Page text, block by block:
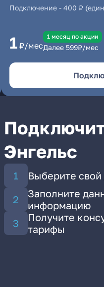
Подключение- 400 ₽
1 ₽/мес
1 месяц по акции
Далее 599₽/мес
Энгельс
Выберите
Заполните
информацию
Получите
тарифы